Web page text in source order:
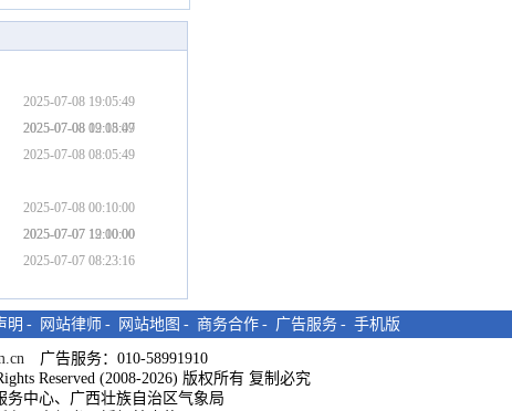
2025-07-08 19:05:49
2025-07-08 12:05:49
2025-07-08 09:18:07
2025-07-08 08:05:49
2025-07-08 00:10:00
2025-07-07 19:10:00
2025-07-07 12:00:00
2025-07-07 08:23:16
明 - 网站律师 - 网站地图 - 商务合作 - 广告服务 - 手机版
广告服务：010-58991910
Reserved (2008-2026) 版权所有 复制必究
中心、广西壮族自治区气象局